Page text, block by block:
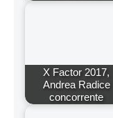
X Factor 2017,
Andrea Radice
concorrente